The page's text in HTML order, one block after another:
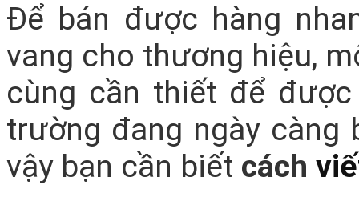
Để bán được hàng
vang cho thương hiệu,
cùng cần thiết để
trường đang ngày càng
vậy bạn cần biết cách